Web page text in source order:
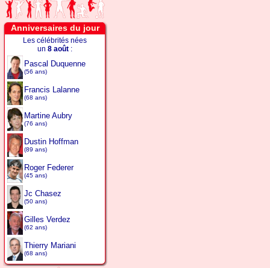
Anniversaires du jour
Les célébrités nées
un 8 août :
Pascal Duquenne
(56 ans)
Francis Lalanne
(68 ans)
Martine Aubry
(76 ans)
Dustin Hoffman
(89 ans)
Roger Federer
(45 ans)
Jc Chasez
(50 ans)
Gilles Verdez
(62 ans)
Thierry Mariani
(68 ans)